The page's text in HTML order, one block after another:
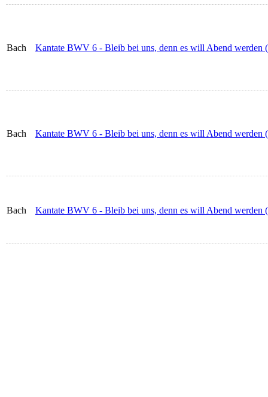
Bach Kantate BWV 6 - Bleib bei uns, denn es will Abend
Bach Kantate BWV 6 - Bleib bei uns, denn es will Abend werden
Bach Kantate BWV 6 - Bleib bei uns, denn es will Abend werden